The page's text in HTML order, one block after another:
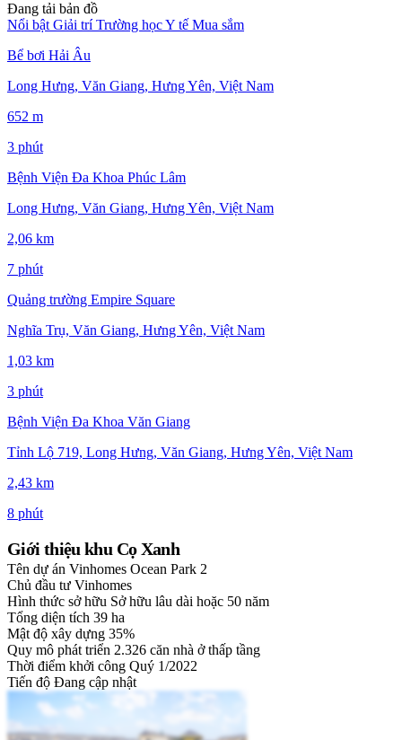
Đang tải bản đồ
Nổi bật Giải trí Trường họcY tế Mua sắm
Bể bơi Hải Âu
Long Hưng, Văn Giang, Hưng Yên, Việt Nam
652 m
3 phút
Bệnh Viện Đa Khoa Phúc Lâm
Long Hưng, Văn Giang, Hưng Yên, Việt Nam
2,06 km
7 phút
Quảng trường Empire Square
Nghĩa Trụ, Văn Giang, Hưng Yên, Việt Nam
1,03 km
3 phút
Bệnh Viện Đa Khoa Văn Giang
Tỉnh Lộ 719, Long Hưng, Văn Giang, Hưng Yên, Việt Nam
2,43 km
8 phút
Giới thiệu khu Cọ Xanh
Tên dự án Vinhomes Ocean Park 2
Chủ đầu tư Vinhomes
Hình thức sở hữu Sở hữu lâu dài hoặc 50 năm
Tổng diện tích 39 ha
Mật độ xây dựng 35%
Quy mô phát triển 2.326 căn nhà ở thấp tầng
Thời điểm khởi công Quý 1/2022
Tiến độ Đang cập nhật